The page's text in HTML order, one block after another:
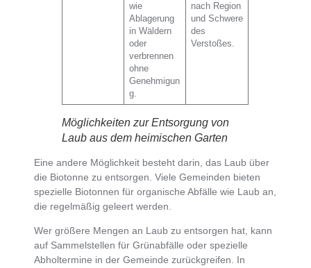
wie
Ablagerung
in Wäldern
oder
verbrennen
ohne
Genehmigun
g.
nach Region
und Schwere
des
Verstoßes.
Möglichkeiten zur Entsorgung von
Laub aus dem heimischen Garten
Eine andere Möglichkeit besteht darin, das Laub über
die Biotonne zu entsorgen . Viele Gemeinden bieten
spezielle Biotonnen für organische Abfälle wie Laub an,
die regelmäßig geleert werden.
Wer größere Mengen an Laub zu entsorgen hat, kann
auf Sammelstellen für Grünabfälle oder spezielle
Abholtermine in der Gemeinde zurückgreifen. In